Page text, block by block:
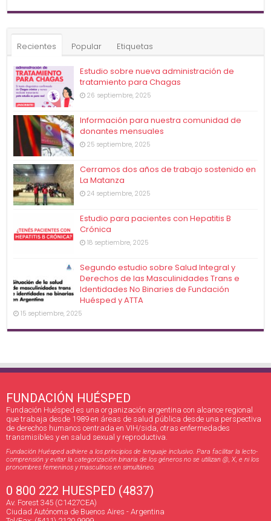
Recientes Popular Etiquetas
Estudio sobre nueva administración de
tratamiento para Chagas
26 septiembre, 2025
Información para nuestra comunidad de
donantes mensuales
25 septiembre, 2025
Cerramos dos años de trabajo sostenido en
La Matanza
24 septiembre, 2025
Estudio para pacientes con Hepatitis B
Crónica
18 septiembre, 2025
Segundo estudio sobre Salud Integral y
Derechos de las Masculinidades Trans e
Identidades No Binaries de Fundación
Huésped y ATTA
15 septiembre, 2025
FUNDACIÓN HUÉSPED
Fundación Huésped es una organización argentina con alcance regional
que trabaja desde 1989 en áreas de salud pública desde una perspectiva
de derechos humanos centrada en VIH/sida, otras enfermedades
transmisibles y en salud sexual y reproductiva.
Fundación Huésped adhiere a los principios de lenguaje inclusivo. Para facilitar la lecto-
comprensión y evitar la categorización binaria de los géneros no se utilizan @, X, e ni los
pronombres femeninos y masculinos en simultáneo.
0 800 222 HUESPED (4837)
Av. Forest 345 (C1427CEA)
Ciudad Autónoma de Buenos Aires - Argentina